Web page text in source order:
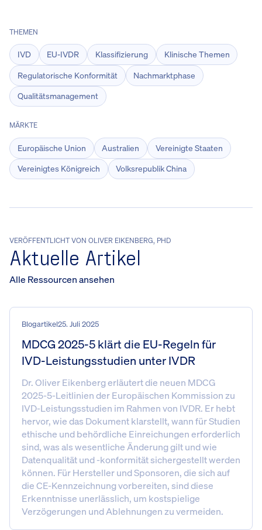
THEMEN
IVD EU-IVDR Klassifizierung
Klinische Themen
Regulatorische Konformität
Nachmarktphase
Qualitätsmanagement
MÄRKTE
Europäische Union Australien
Vereinigte Staaten
Vereinigtes Königreich
Volksrepublik China
VERÖFFENTLICHT VON OLIVER EIKENBERG, PHD
Aktuelle Artikel
Alle Ressourcen ansehen
Blogartikel25. Juli 2025
MDCG 2025-5 klärt die EU-Regeln für
IVD-Leistungsstudien unter IVDR
Dr. Oliver Eikenberg erläutert die neuen MDCG
2025-5-Leitlinien der Europäischen Kommission zu
IVD-Leistungsstudien im Rahmen von IVDR. Er hebt
hervor, wie das Dokument klarstellt, wann für Studien
ethische und behördliche Einreichungen erforderlich
sind, was als wesentliche Änderung gilt und wie
Datenqualität und -konformität sichergestellt werden
können. Für Hersteller und Sponsoren, die sich auf
die CE-Kennzeichnung vorbereiten, sind diese
Erkenntnisse unerlässlich, um kostspielige
Verzögerungen und Ablehnungen zu vermeiden.